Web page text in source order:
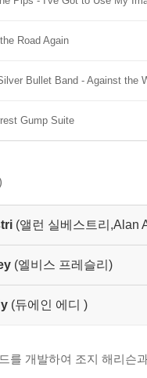
Road Again
Bullet Band - Against the
Gump Suite
(앨런 실베스트리,Alan
(엘비스 프레슬리)
(듀에인 에디 )
를 개발하여 조지 해리슨